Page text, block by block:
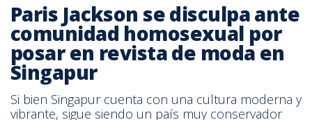
Paris Jackson se disculpa ante
comunidad homosexual por
posar en revista de moda en
Singapur
Si bien Singapur cuenta con una cultura moderna y
vibrante, sigue siendo un país muy conservador